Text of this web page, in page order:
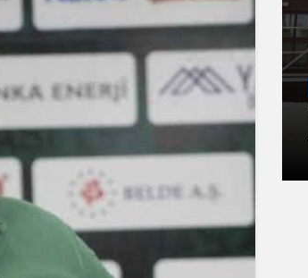
SPOR
Kocaelispor’un eski
oyuncusu Serdar Dursun,